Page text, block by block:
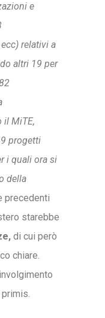
e
relativi a
altri 19 per
il MiTE,
progetti
i quali ora si
della
precedenti
starebbe
di cui però
chiare.